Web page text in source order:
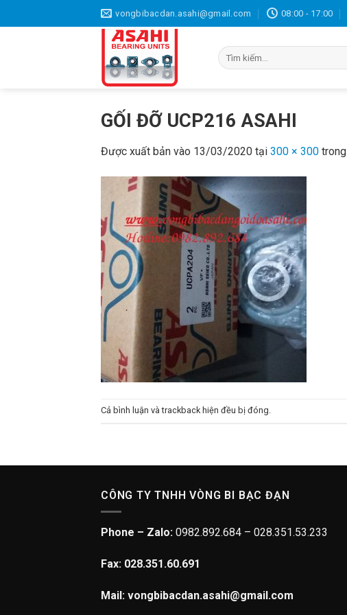
qua
vongbibacdan.asahi@gmail.com 08:00 - 17:00
Tìm
kiếm:
GỐI ĐỠ UCP216 ASAHI
Được xuất bản vào 13/03/2020 tại 300 × 300 trong
Cả bình luận và trackback hiện đều bị đóng.
CÔNG TY TNHH VÒNG BI BẠC ĐẠN
Phone – Zalo: 0982.892.684 – 028.351.53.233
Fax: 028.351.60.691
Mail: vongbibacdan.asahi@gmail.com